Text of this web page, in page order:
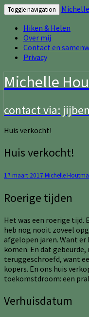
Toggle navigation
Hiken & Helen
Over mij
Contact en
Privacy
Michelle
contact via:
Huis verkocht!
Huis verkocht!
17 maart 2017 Michelle
Roerige tijden
Het was een roerige tijd.
heb nog nooit zoveel
afgelopen jaren. Want
komen. En dat
teruggeschroefd, want
kopers. En ons huis
toekomstdroom: een
Verhuisdatum